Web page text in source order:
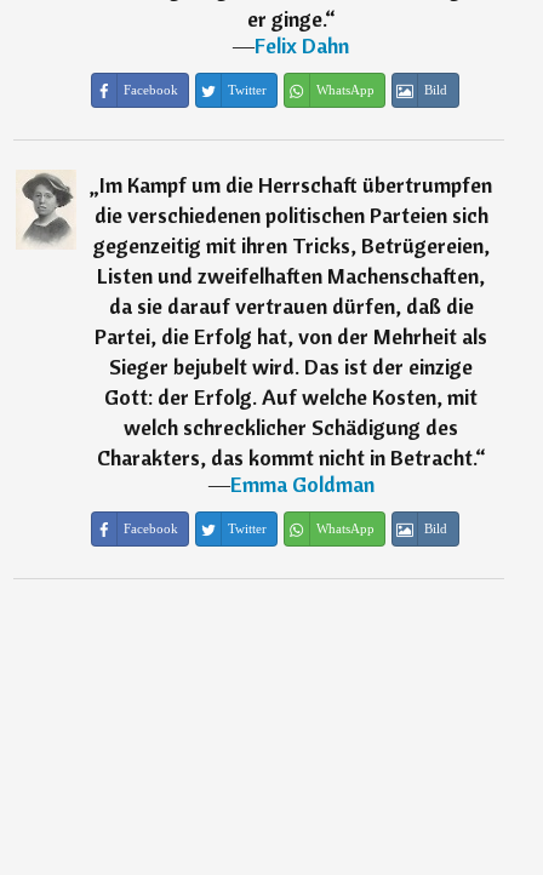
er ginge.“
―Felix Dahn
Facebook Twitter WhatsApp Bild
„Im Kampf um die Herrschaft übertrumpfen
die verschiedenen politischen Parteien sich
gegenzeitig mit ihren Tricks, Betrügereien,
Listen und zweifelhaften Machenschaften,
da sie darauf vertrauen dürfen, daß die
Partei, die Erfolg hat, von der Mehrheit als
Sieger bejubelt wird. Das ist der einzige
Gott: der Erfolg. Auf welche Kosten, mit
welch schrecklicher Schädigung des
Charakters, das kommt nicht in Betracht.“
―Emma Goldman
Facebook Twitter WhatsApp Bild